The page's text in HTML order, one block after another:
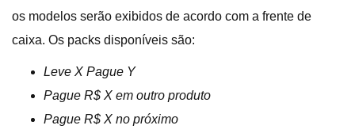
os modelos serão exibidos de acordo com a frente de
caixa. Os packs disponíveis são:
Leve X Pague Y
Pague R$ X em outro produto
Pague R$ X no próximo